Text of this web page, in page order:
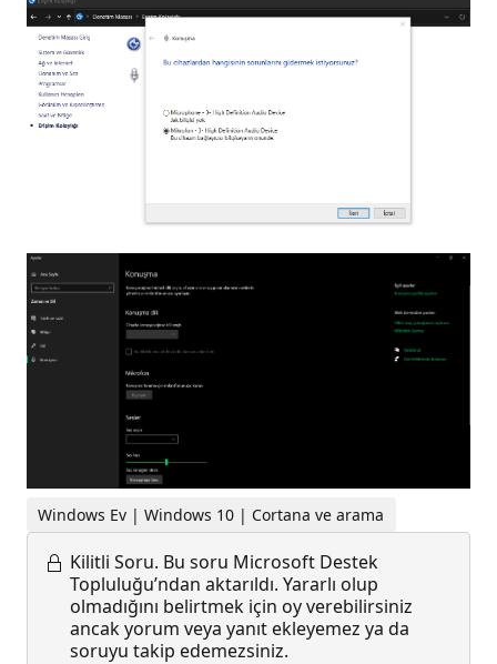
Windows Ev | Windows 10 | Cortana ve arama
Kilitli Soru. Bu soru Microsoft Destek
Topluluğu’ndan aktarıldı. Yararlı olup
olmadığını belirtmek için oy verebilirsiniz
ancak yorum veya yanıt ekleyemez ya da
soruyu takip edemezsiniz.